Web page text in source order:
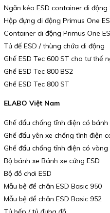
Ngăn kéo ESD container di động
Hộp đựng di động Primus One
Container di động Primus One
Tủ đế ESD / thùng chứa di động
Ghế ESD Tec 600 ST cho tư thế
Ghế ESD Tec 800 BS2
Ghế ESD Tec 800 ST
ELABO Việt Nam
Ghế đẩu chống tĩnh điện có bánh
Ghế đẩu yên xe chống tĩnh điện
Ghế đẩu chống tĩnh điện có
Bộ bánh xe Bánh xe cứng ESD
Bộ đồ chơi ESD
Mẫu bệ để chân ESD Basic 950
Mẫu bệ để chân ESD Basic 952